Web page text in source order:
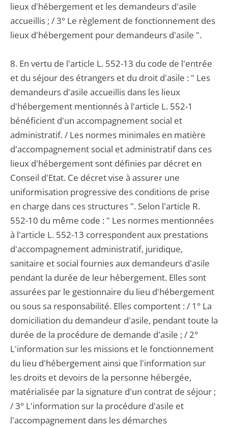
lieux d'hébergement et les demandeurs d'asile
accueillis ; / 3° Le règlement de fonctionnement des
lieux d'hébergement pour demandeurs d'asile ".
8. En vertu de l'article L. 552-13 du code de l'entrée
et du séjour des étrangers et du droit d'asile : " Les
demandeurs d'asile accueillis dans les lieux
d'hébergement mentionnés à l'article L. 552-1
bénéficient d'un accompagnement social et
administratif. / Les normes minimales en matière
d'accompagnement social et administratif dans ces
lieux d'hébergement sont définies par décret en
Conseil d'Etat. Ce décret vise à assurer une
uniformisation progressive des conditions de prise
en charge dans ces structures ". Selon l'article R.
552-10 du même code : " Les normes mentionnées
à l'article L. 552-13 correspondent aux prestations
d'accompagnement administratif, juridique,
sanitaire et social fournies aux demandeurs d'asile
pendant la durée de leur hébergement. Elles sont
assurées par le gestionnaire du lieu d'hébergement
ou sous sa responsabilité. Elles comportent : / 1° La
domiciliation du demandeur d'asile, pendant toute la
durée de la procédure de demande d'asile ; / 2°
L'information sur les missions et le fonctionnement
du lieu d'hébergement ainsi que l'information sur
les droits et devoirs de la personne hébergée,
matérialisée par la signature d'un contrat de séjour ;
/ 3° L'information sur la procédure d'asile et
l'accompagnement dans les démarches